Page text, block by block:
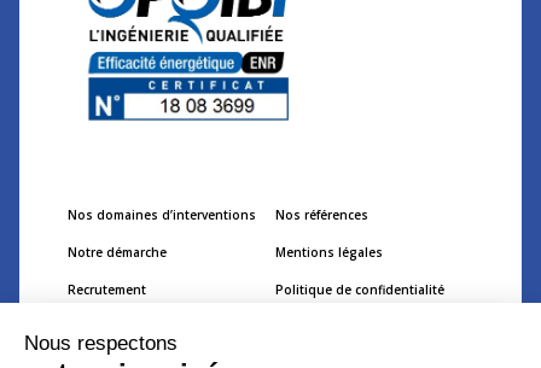
Nos domaines d’interventions
Notre démarche
Recrutement
Nos références
Mentions légales
Politique de confidentialité